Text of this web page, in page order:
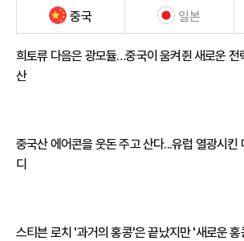
중국 일본
희토류 다음은 광모듈…중국이 움켜쥔 새로운 전
산
중국산 에어콘을 웃돈 주고 산다...유럽 열광시킨
디
스티븐 로치 '과거의 홍콩'은 끝났지만 '새로운 홍